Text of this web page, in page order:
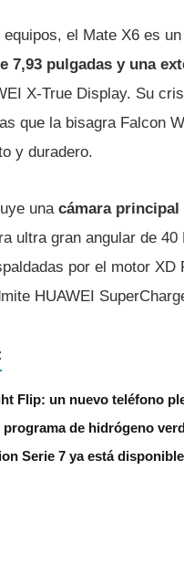
el Mate X6 es un
7,93 pulgadas y una
X-True Display. Su
que la bisagra Falcon
y duradero.
una cámara principal
ultra gran angular de
por el motor
HUAWEI
Flip: un nuevo teléfono
de hidrógeno
Serie 7 ya está